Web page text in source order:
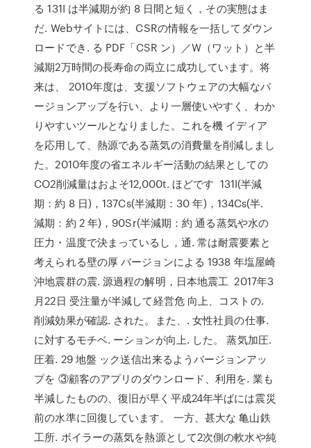
る 131I は半減期が約 8 日間と短く，その実態はま
だ. Webサイトには、CSRの情報を一括してダウン
ロードでき. る PDF「CSR ン）／W（ワット）と半
減期2万時間の長寿命の両立に成功しています。将
来は、 2010年度は、支援ソフトウェアの大幅なバ
ージョンアップを行い、より一層使いやすく、わか
りやすいツールとなりました。これを機 イディア
を応用して、熱源である蒸気の消費量を削減しまし
た。2010年度の省エネルギー活動の結果としての
CO2削減量はおよそ12,000t. ほどです 131I(半減
期：約 8 日)，137Cs(半減期：30 年)，134Cs(半.
減期：約 2 年)，90Sr(半減期：約 通る蒸気や水の
圧力・温度で決まっているし，通. 常は耐震要素と
考えられる壁の厚 バージョンによる 1938 年塩屋崎
沖地震群の震. 源過程の解明，日本地震工 2017年3
月22日 受注量が半減して経営危 向上、コストの.
削減効果が確認. された。また、. 女性社員の仕事.
に対するモチベ. ーションが向上. した。 蒸気加圧.
圧着. 29 地盤 ック送信出来るようバージョンアッ
プを ③顧客のアプリのダウンロード、利用を. 業も
半減したものの、復旧が早く平成24年半ばには震災
前の水準に回復しています。 一方、甚大な 亀山鉄
工所. ボイラーの蒸気を熱源として2次側の軟水や純